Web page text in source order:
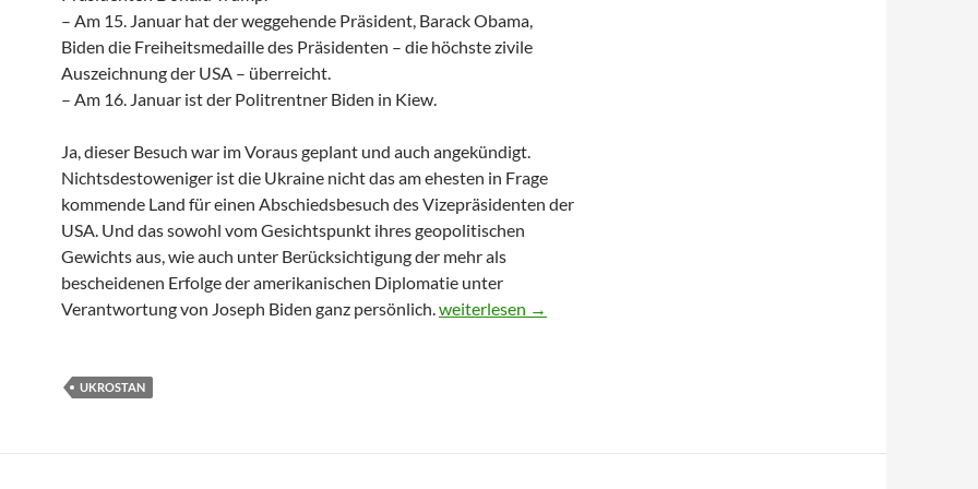
– Am 15. Januar hat der weggehende Präsident, Barack Obama,
Biden die Freiheitsmedaille des Präsidenten – die höchste zivile
Auszeichnung der USA – überreicht.
– Am 16. Januar ist der Politrentner Biden in Kiew.
Ja, dieser Besuch war im Voraus geplant und auch angekündigt.
Nichtsdestoweniger ist die Ukraine nicht das am ehesten in Frage
kommende Land für einen Abschiedsbesuch des Vizepräsidenten der
USA. Und das sowohl vom Gesichtspunkt ihres geopolitischen
Gewichts aus, wie auch unter Berücksichtigung der mehr als
bescheidenen Erfolge der amerikanischen Diplomatie unter
Verantwortung von Joseph Biden ganz persönlich.Ischtschenko – Warum kam biden nach kiew?
weiterlesen →
UKROSTAN